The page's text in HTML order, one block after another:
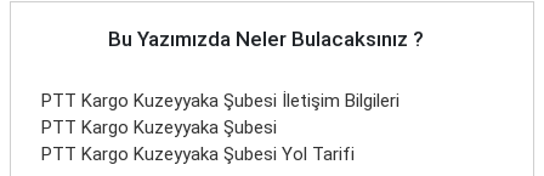
Bu Yazımızda Neler Bulacaksınız ?
PTT Kargo Kuzeyyaka Şubesi İletişim Bilgileri
PTT Kargo Kuzeyyaka Şubesi
PTT Kargo Kuzeyyaka Şubesi Yol Tarifi